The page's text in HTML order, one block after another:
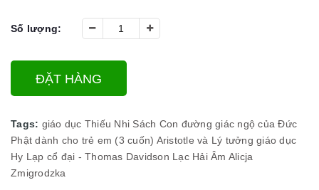
Số lượng:
ĐẶT HÀNG
Tags: giáo dục Thiếu Nhi Sách Con đường giác ngộ của Đức
Phật dành cho trẻ em (3 cuốn) Aristotle và Lý tưởng giáo dục
Hy Lạp cổ đại - Thomas Davidson Lạc Hải Âm Alicja
Zmigrodzka